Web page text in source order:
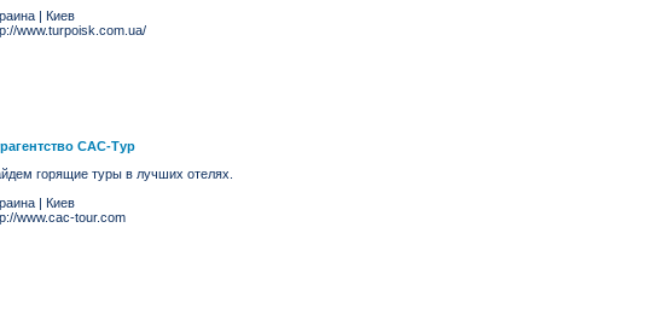
| Киев
www.turpoisk.com.ua/
САС-Тур
горящие туры в лучших отелях.
| Киев
www.cac-tour.com